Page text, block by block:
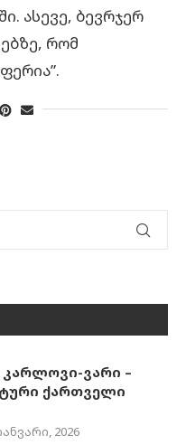
ასევე, ბევრჯერ
რომ
ვარი –
ქართველი
2026